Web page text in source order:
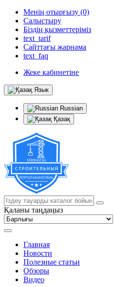
Менің отырғызу (0)
Салыстыру
Біздің қызметтеріміз
text_tarif
Сайттағы жарнама
text_faq
Жеке кабинетіне
Язык
Russian
Қазақ
Қаланы таңдаңыз
Главная
Новости
Полезные статьи
Обзоры
Видео